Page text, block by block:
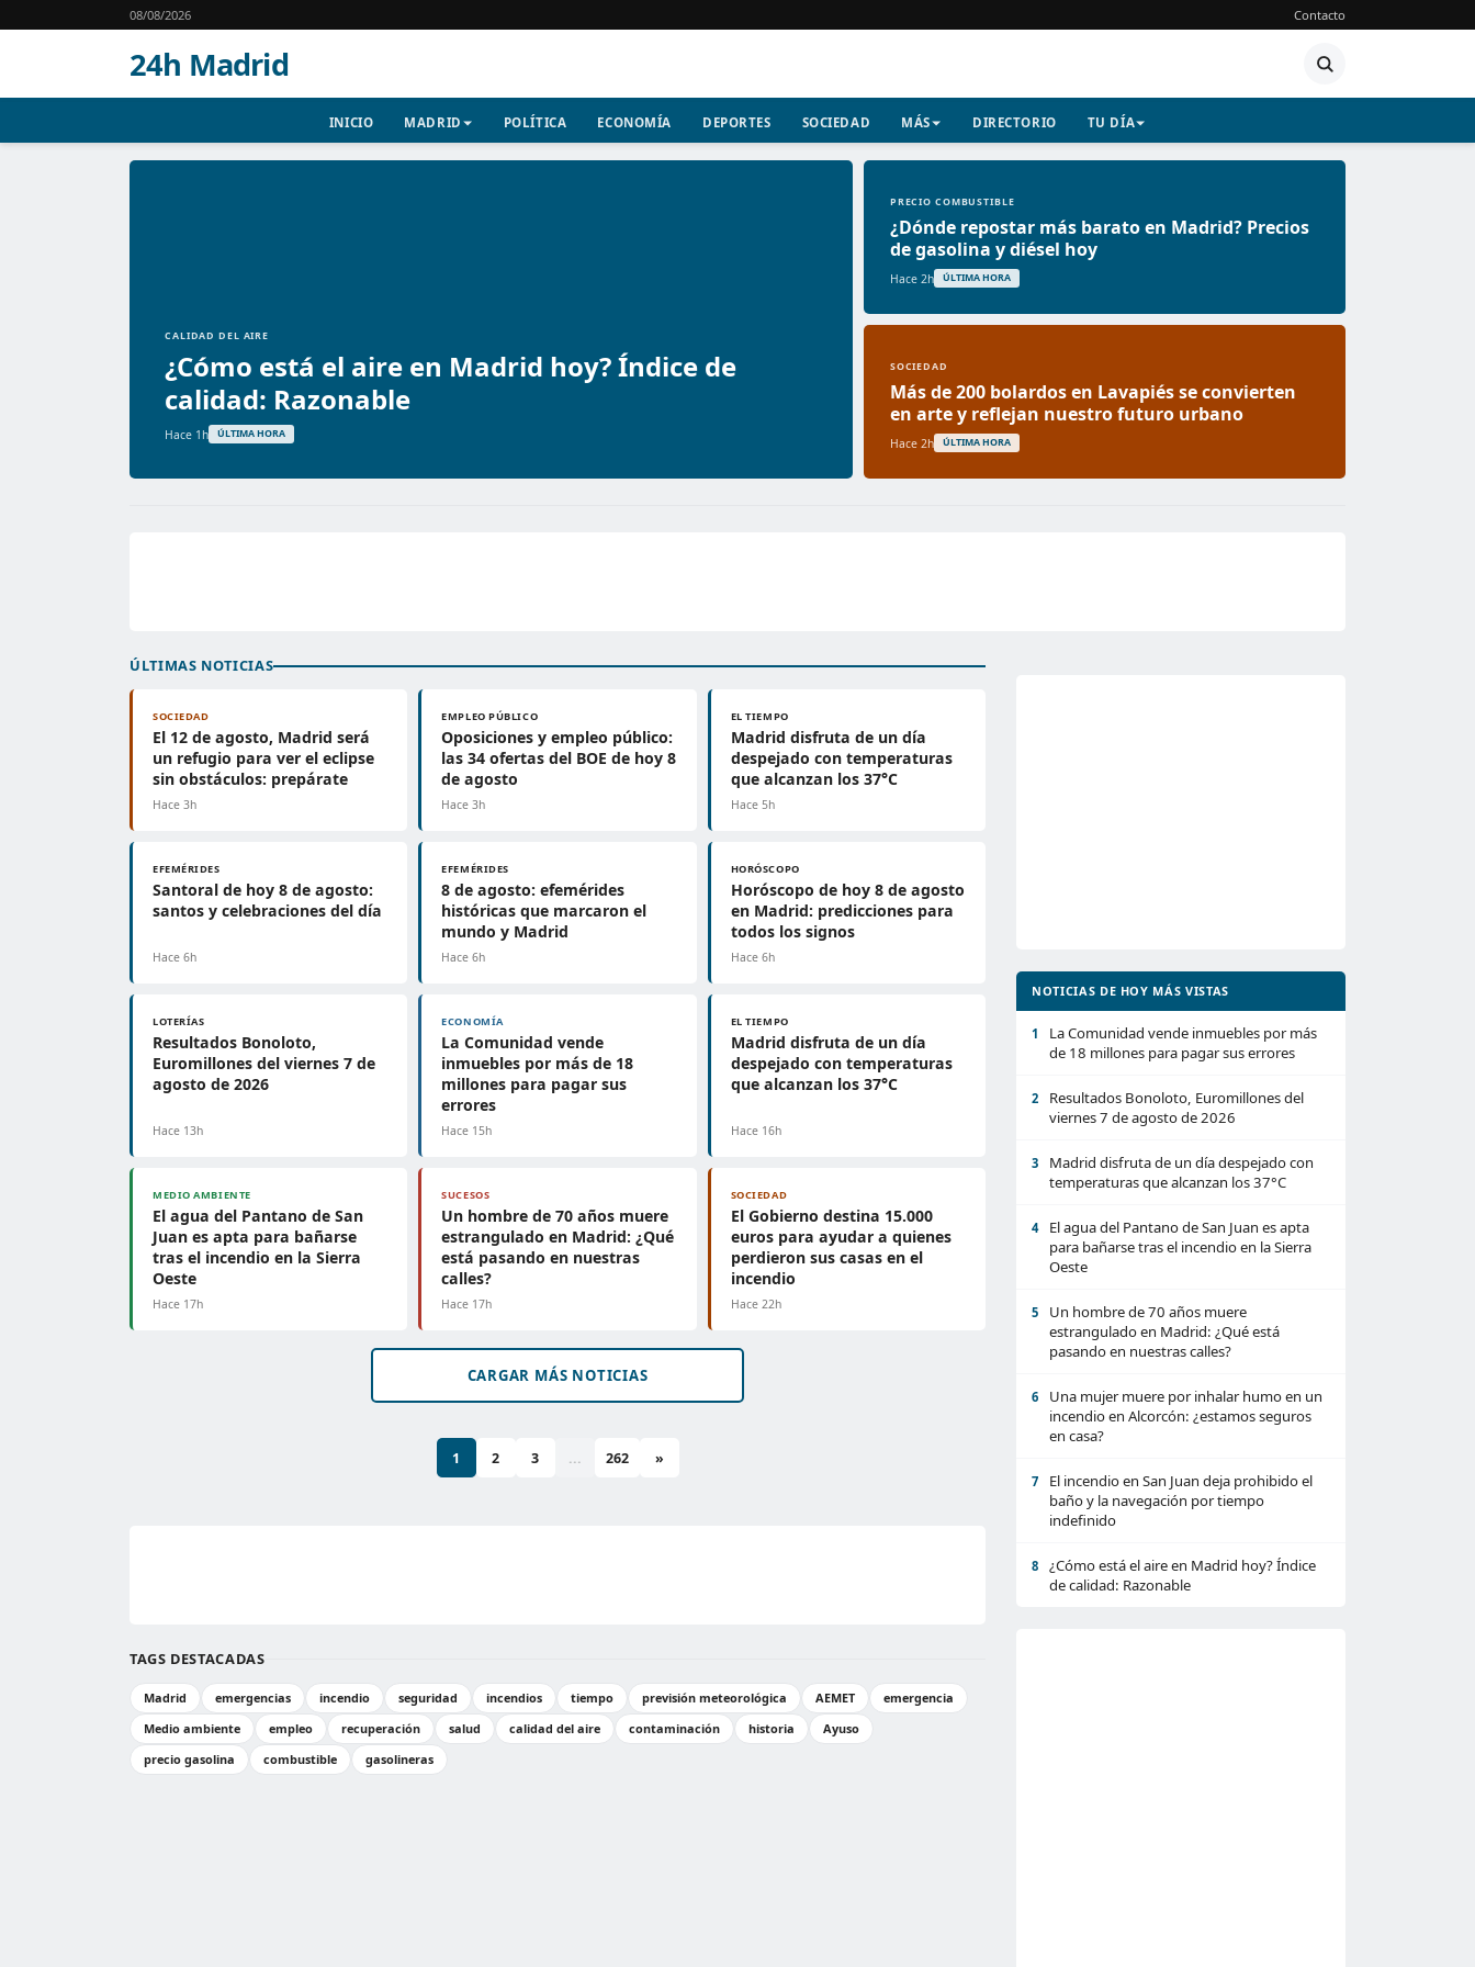
08/08/2026 Contacto
24h Madrid
INICIO MADRID POLÍTICA ECONOMÍA DEPORTES SOCIEDAD MÁS DIRECTORIO TU DÍA
CALIDAD DEL AIRE
¿Cómo está el aire en Madrid hoy? Índice de
calidad: Razonable
Hace 1h ÚLTIMA HORA
PRECIO COMBUSTIBLE
¿Dónde repostar más barato en Madrid? Precios
de gasolina y diésel hoy
Hace 2h ÚLTIMA HORA
SOCIEDAD
Más de 200 bolardos en Lavapiés se convierten
en arte y reflejan nuestro futuro urbano
Hace 2h ÚLTIMA HORA
ÚLTIMAS NOTICIAS
SOCIEDAD
El 12 de agosto, Madrid será
un refugio para ver el eclipse
sin obstáculos: prepárate
Hace 3h
EMPLEO PÚBLICO
Oposiciones y empleo público:
las 34 ofertas del BOE de hoy 8
de agosto
Hace 3h
EL TIEMPO
Madrid disfruta de un día
despejado con temperaturas
que alcanzan los 37°C
Hace 5h
EFEMÉRIDES
Santoral de hoy 8 de agosto:
santos y celebraciones del día
Hace 6h
EFEMÉRIDES
8 de agosto: efemérides
históricas que marcaron el
mundo y Madrid
Hace 6h
HORÓSCOPO
Horóscopo de hoy 8 de agosto
en Madrid: predicciones para
todos los signos
Hace 6h
LOTERÍAS
Resultados Bonoloto,
Euromillones del viernes 7 de
agosto de 2026
Hace 13h
ECONOMÍA
La Comunidad vende
inmuebles por más de 18
millones para pagar sus
errores
Hace 15h
EL TIEMPO
Madrid disfruta de un día
despejado con temperaturas
que alcanzan los 37°C
Hace 16h
MEDIO AMBIENTE
El agua del Pantano de San
Juan es apta para bañarse
tras el incendio en la Sierra
Oeste
Hace 17h
SUCESOS
Un hombre de 70 años muere
estrangulado en Madrid: ¿Qué
está pasando en nuestras
calles?
Hace 17h
SOCIEDAD
El Gobierno destina 15.000
euros para ayudar a quienes
perdieron sus casas en el
incendio
Hace 22h
CARGAR MÁS NOTICIAS
1 2 3 ... 262 »
TAGS DESTACADAS
Madrid emergencias incendio seguridad incendios tiempo previsión meteorológica AEMET
emergencia
Medio ambiente
empleo recuperación salud calidad del aire contaminación historia
Ayuso
precio gasolina
combustible gasolineras
NOTICIAS DE HOY MÁS VISTAS
1
La Comunidad vende inmuebles por más
de 18 millones para pagar sus errores
2
Resultados Bonoloto, Euromillones del
viernes 7 de agosto de 2026
3
Madrid disfruta de un día despejado con
temperaturas que alcanzan los 37°C
4
El agua del Pantano de San Juan es apta
para bañarse tras el incendio en la Sierra
Oeste
5
Un hombre de 70 años muere
estrangulado en Madrid: ¿Qué está
pasando en nuestras calles?
6
Una mujer muere por inhalar humo en un
incendio en Alcorcón: ¿estamos seguros
en casa?
7
El incendio en San Juan deja prohibido el
baño y la navegación por tiempo
indefinido
8
¿Cómo está el aire en Madrid hoy? Índice
de calidad: Razonable